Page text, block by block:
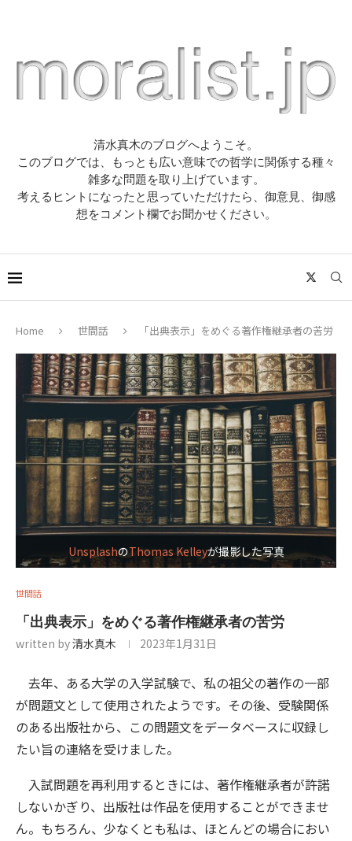
清水真木のブログへようこそ。
このブログでは、もっとも広い意味での哲学に関係する種々
雑多な問題を取り上げています。
考えるヒントになったと思っていただけたら、御意見、御感
想をコメント欄でお聞かせください。
Home 世間話 「出典表示」をめぐる著作権継承者の苦労
UnsplashのThomas Kelleyが撮影した写真
世間話
「出典表示」をめぐる著作権継承者の苦労
written by清水真木 2023年1月31日
去年、ある大学の入学試験で、私の祖父の著作の一部
が問題文として使用されたようです。その後、受験関係
のある出版社から、この問題文をデータベースに収録し
たい旨の連絡を受けました。
入試問題を再利用するときには、著作権継承者が許諾
しないかぎり、出版社は作品を使用することができませ
ん。もちろん、少なくとも私は、ほとんどの場合におい